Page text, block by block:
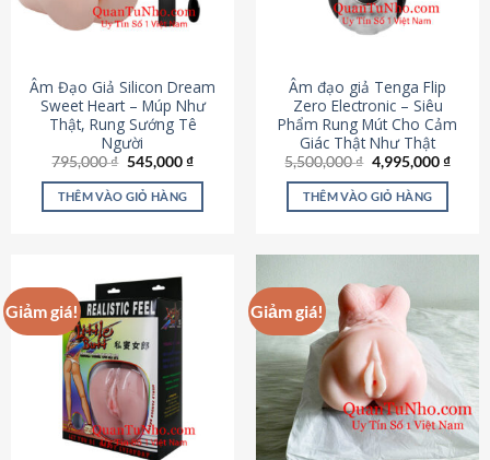
Âm Đạo Giả Silicon Dream
Sweet Heart – Múp Như
Thật, Rung Sướng Tê
Người
795,000₫ Giá
là:
795,000 ₫.
545,000₫Giá
tại
545,000 ₫.
THÊM VÀO GIỎ HÀNG
Âm đạo giả Tenga Flip
Zero Electronic – Siêu
Phẩm Rung Mút Cho Cảm
Giác Thật Như Thật
5,500,000₫ Giá
gốc
là:
5,500,000 ₫.
4,995,000₫Giá
THÊM VÀO GIỎ HÀNG
Giảm giá! Giảm giá!